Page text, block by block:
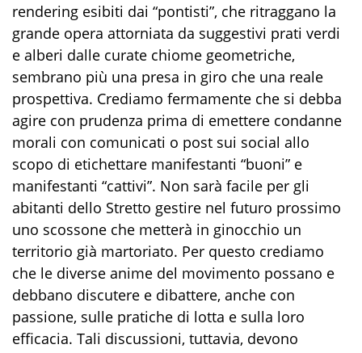
rendering esibiti dai “pontisti”, che ritraggano la
grande opera attorniata da suggestivi prati verdi
e alberi dalle curate chiome geometriche,
sembrano più una presa in giro che una reale
prospettiva. Crediamo fermamente che si debba
agire con prudenza prima di emettere condanne
morali con comunicati o post sui social allo
scopo di etichettare manifestanti “buoni” e
manifestanti “cattivi”. Non sarà facile per gli
abitanti dello Stretto gestire nel futuro prossimo
uno scossone che metterà in ginocchio un
territorio già martoriato. Per questo crediamo
che le diverse anime del movimento possano e
debbano discutere e dibattere, anche con
passione, sulle pratiche di lotta e sulla loro
efficacia. Tali discussioni, tuttavia, devono